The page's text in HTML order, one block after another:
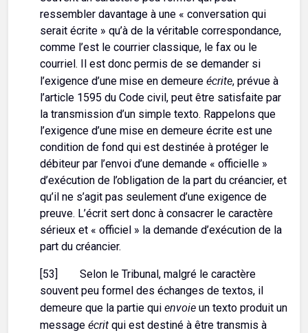
ressembler davantage à une « conversation qui
serait écrite » qu’à de la véritable correspondance,
comme l’est le courrier classique, le fax ou le
courriel. Il est donc permis de se demander si
l’exigence d’une mise en demeure écrite, prévue à
l’article 1595 du Code civil, peut être satisfaite par
la transmission d’un simple texto. Rappelons que
l’exigence d’une mise en demeure écrite est une
condition de fond qui est destinée à protéger le
débiteur par l’envoi d’une demande « officielle »
d’exécution de l’obligation de la part du créancier, et
qu’il ne s’agit pas seulement d’une exigence de
preuve. L’écrit sert donc à consacrer le caractère
sérieux et « officiel » la demande d’exécution de la
part du créancier.
[53] Selon le Tribunal, malgré le caractère
souvent peu formel des échanges de textos, il
demeure que la partie qui envoie un texto produit un
message écrit qui est destiné à être transmis à